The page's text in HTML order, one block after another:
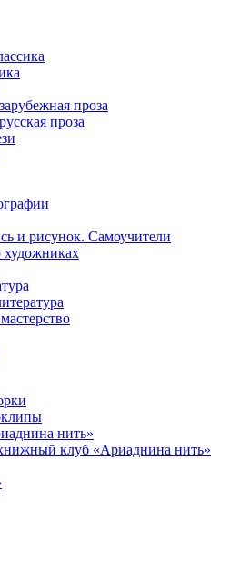
проза
проза
и рисунок. Самоучители
нить»
клуб «Ариаднина нить»